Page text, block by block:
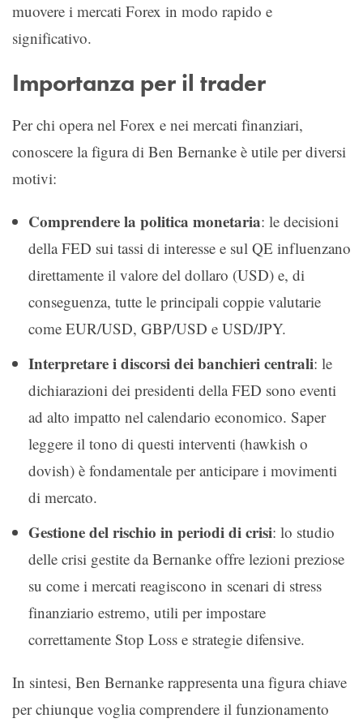
muovere i mercati Forex in modo rapido e
significativo.
Importanza per il trader
Per chi opera nel Forex e nei mercati finanziari,
conoscere la figura di Ben Bernanke è utile per diversi
motivi:
Comprendere la politica monetaria: le decisioni
della FED sui tassi di interesse e sul QE influenzano
direttamente il valore del dollaro (USD) e, di
conseguenza, tutte le principali coppie valutarie
come EUR/USD, GBP/USD e USD/JPY.
Interpretare i discorsi dei banchieri centrali: le
dichiarazioni dei presidenti della FED sono eventi
ad alto impatto nel calendario economico. Saper
leggere il tono di questi interventi (hawkish o
dovish) è fondamentale per anticipare i movimenti
di mercato.
Gestione del rischio in periodi di crisi: lo studio
delle crisi gestite da Bernanke offre lezioni preziose
su come i mercati reagiscono in scenari di stress
finanziario estremo, utili per impostare
correttamente Stop Loss e strategie difensive.
In sintesi, Ben Bernanke rappresenta una figura chiave
per chiunque voglia comprendere il funzionamento